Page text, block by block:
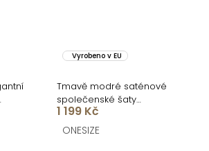
Vyrobeno v EU
Tmavě modré saténové
společenské šaty
ATHEMA
1 199 Kč
ONESIZE